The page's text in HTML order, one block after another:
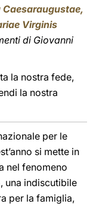
Caesaraugustae,
Virginis
di Giovanni
la nostra fede,
la nostra
per le
si mette in
nel fenomeno
una indiscutibile
per la famiglia,